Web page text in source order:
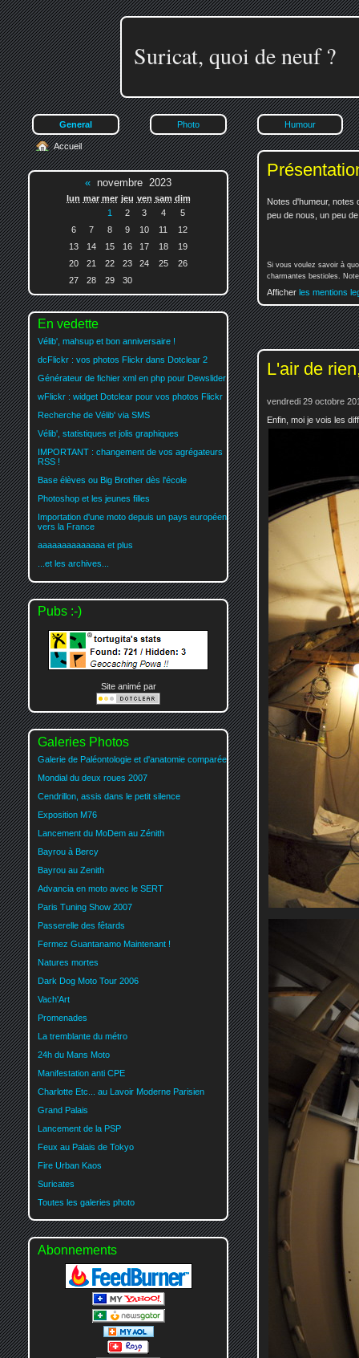
Suricat, quoi de neuf ?
General Photo Humour
Notes d'humeur, notes
peu de nous, un peu
Si vous voulez savoir à
charmantes bestioles.
Afficher les mentions
L'air de
vendredi 29 octobre
Enfin, moi je vois les
Accueil
« novembre 2023
lun mar mer jeu ven sam dim
1
2 3 4
5
6
7 8 9 10 11
12
13
14 15 16 17 18
19
20
21 22 23 24 25
26
27
28 29 30
En vedette
Vélib', mahsup et bon anniversaire !
dcFlickr : vos photos Flickr dans Dotclear 2
Générateur de fichier xml en php pour Dewslider
wFlickr : widget Dotclear pour vos photos Flickr
Recherche de Vélib' via SMS
Vélib', statistiques et jolis graphiques
IMPORTANT : changement de vos agrégateurs
RSS !
Base élèves ou Big Brother dès l'école
Photoshop et les jeunes filles
Importation d'une moto depuis un pays européen
vers la France
aaaaaaaaaaaaaa et plus
...et les archives...
Pubs :-)
Site animé par
Galeries Photos
Galerie de Paléontologie et d'anatomie comparée
Mondial du deux roues 2007
Cendrillon, assis dans le petit silence
Exposition M76
Lancement du MoDem au Zénith
Bayrou à Bercy
Bayrou au Zenith
Advancia en moto avec le SERT
Paris Tuning Show 2007
Passerelle des fêtards
Fermez Guantanamo Maintenant !
Natures mortes
Dark Dog Moto Tour 2006
Vach'Art
Promenades
La tremblante du métro
24h du Mans Moto
Manifestation anti CPE
Charlotte Etc... au Lavoir Moderne Parisien
Grand Palais
Lancement de la PSP
Feux au Palais de Tokyo
Fire Urban Kaos
Suricates
Toutes les galeries photo
Abonnements